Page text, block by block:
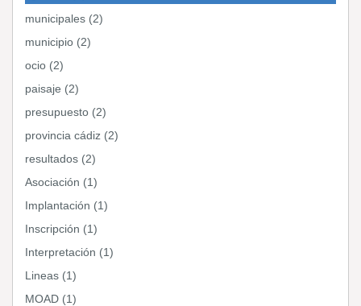
municipales (2)
municipio (2)
ocio (2)
paisaje (2)
presupuesto (2)
provincia cádiz (2)
resultados (2)
Asociación (1)
Implantación (1)
Inscripción (1)
Interpretación (1)
Lineas (1)
MOAD (1)